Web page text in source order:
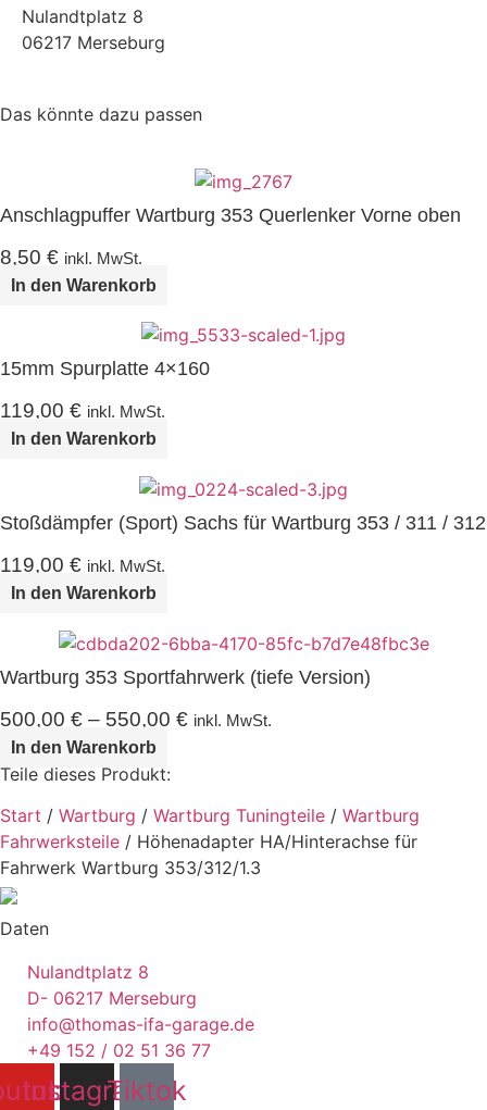
Nulandtplatz 8
06217 Merseburg
Das könnte dazu passen
Anschlagpuffer Wartburg 353 Querlenker Vorne oben
8,50 € inkl. MwSt.
In den Warenkorb
15mm Spurplatte 4×160
119,00 € inkl. MwSt.
In den Warenkorb
Stoßdämpfer (Sport) Sachs für Wartburg 353 / 311 / 312
119,00 € inkl. MwSt.
In den Warenkorb
Wartburg 353 Sportfahrwerk (tiefe Version)
500,00 € – 550,00 € inkl. MwSt.
In den Warenkorb
Teile dieses Produkt:
Start / Wartburg / Wartburg Tuningteile / Wartburg
Fahrwerksteile / Höhenadapter HA/Hinterachse für
Fahrwerk Wartburg 353/312/1.3
Daten
Nulandtplatz 8
D- 06217 Merseburg
info@thomas-ifa-garage.de
+49 152 / 02 51 36 77
Instagram
Tiktok